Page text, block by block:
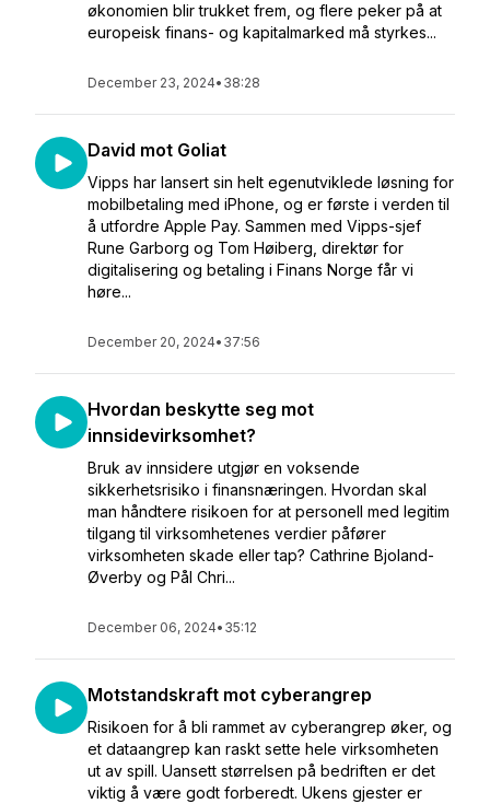
økonomien blir trukket frem, og flere peker på at
europeisk finans- og kapitalmarked må styrkes...
December 23, 2024• 38:28
David mot Goliat
Vipps har lansert sin helt egenutviklede løsning for
mobilbetaling med iPhone, og er første i verden til
å utfordre Apple Pay. Sammen med Vipps-sjef
Rune Garborg og Tom Høiberg, direktør for
digitalisering og betaling i Finans Norge får vi
høre...
December 20, 2024• 37:56
Hvordan beskytte seg mot
innsidevirksomhet?
Bruk av innsidere utgjør en voksende
sikkerhetsrisiko i finansnæringen. Hvordan skal
man håndtere risikoen for at personell med legitim
tilgang til virksomhetenes verdier påfører
virksomheten skade eller tap? Cathrine Bjoland-
Øverby og Pål Chri...
December 06, 2024• 35:12
Motstandskraft mot cyberangrep
Risikoen for å bli rammet av cyberangrep øker, og
et dataangrep kan raskt sette hele virksomheten
ut av spill. Uansett størrelsen på bedriften er det
viktig å være godt forberedt. Ukens gjester er